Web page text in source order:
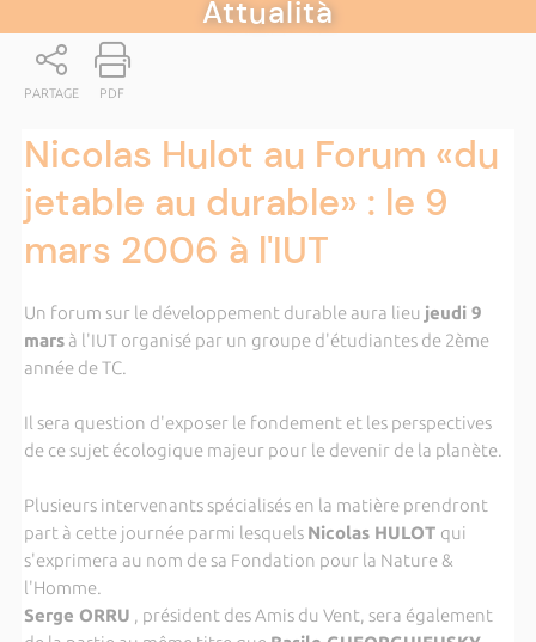
Attualità
PARTAGE PDF
Nicolas Hulot au Forum «du
jetable au durable» : le 9
mars 2006 à l'IUT
Un forum sur le développement durable aura lieu jeudi 9
marsà l'IUT organisé par un groupe d'étudiantes de 2ème
année de TC.
Il sera question d'exposer le fondement et les perspectives
de ce sujet écologique majeur pour le devenir de la planète.
Plusieurs intervenants spécialisés en la matière prendront
part à cette journée parmi lesquels Nicolas HULOT qui
s'exprimera au nom de sa Fondation pour la Nature &
l'Homme.
Serge ORRU , président des Amis du Vent, sera également